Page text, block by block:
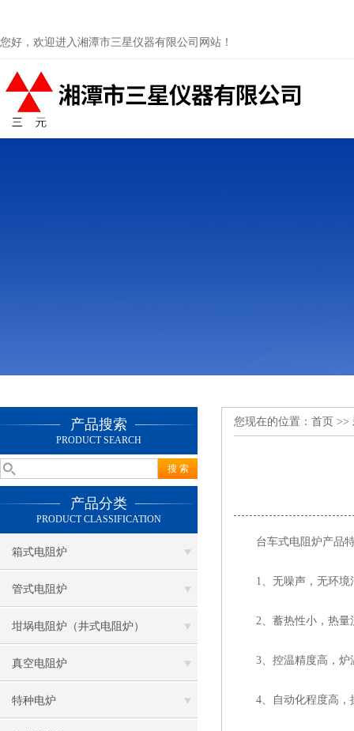
您好，欢迎进入湘潭市三星仪器有限公司网站！
产品搜索
PRODUCT SEARCH
产品分类
PRODUCT CLASSIFICATION
箱式电阻炉
管式电阻炉
坩埚电阻炉（井式电阻炉）
真空电阻炉
特种电炉
您现在的位置： 首页 >>
台车式电阻炉产品
1、无噪声，无环境
2、蓄热性小，热量
3、控温精度高，炉
4、自动化程度高，